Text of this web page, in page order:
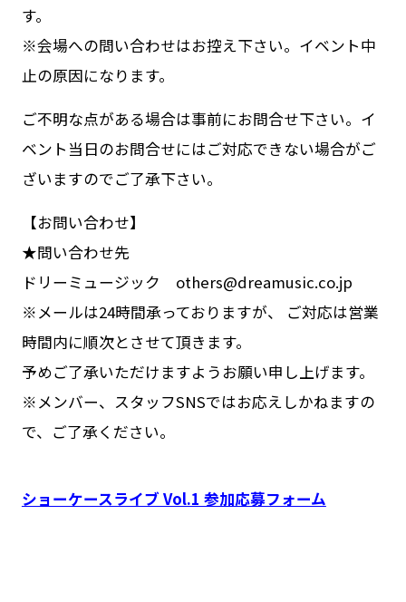
す。
※会場への問い合わせはお控え下さい。イベント中
止の原因になります。
ご不明な点がある場合は事前にお問合せ下さい。イ
ベント当日のお問合せにはご対応できない場合がご
ざいますのでご了承下さい。
【お問い合わせ】
★問い合わせ先
ドリーミュージック others@dreamusic.co.jp
※メールは24時間承っておりますが、 ご対応は営業
時間内に順次とさせて頂きます。
予めご了承いただけますようお願い申し上げます。
※メンバー、スタッフSNSではお応えしかねますの
で、ご了承ください。
ショーケースライブ Vol.1 参加応募フォーム